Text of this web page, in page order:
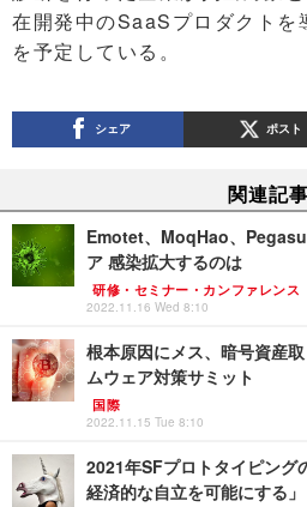
在開発中のSaaSプロダクトを
を予定している。
シェア ポスト
関連記事
Emotet、MoqHao、
ア 感染拡大するのは
研修・セミナー・カンファレンス
2022.11.16 Wed 8:10
根本原因にメス、暗号資産
ムウェア対策サミット
国際
2022.11.15 Tue 8:10
2021年SFプロトタイピング
経済的な自立を可能にする」